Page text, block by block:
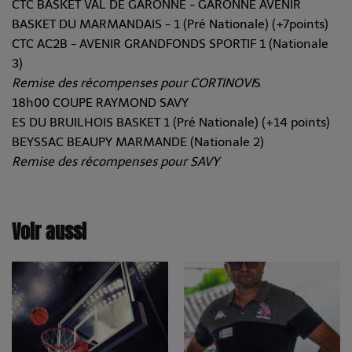
CTC BASKET VAL DE GARONNE - GARONNE AVENIR
BASKET DU MARMANDAIS - 1 (Pré Nationale) (+7points)
CTC AC2B - AVENIR GRANDFONDS SPORTIF 1 (Nationale
3)
Remise des récompenses pour CORTINOVIS
18h00 COUPE RAYMOND SAVY
ES DU BRUILHOIS BASKET 1 (Pré Nationale) (+14 points)
BEYSSAC BEAUPY MARMANDE (Nationale 2)
Remise des récompenses pour SAVY
Voir aussi